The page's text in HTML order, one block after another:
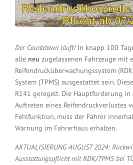
Der Countdown läuft!In knapp 100
alle neu zugelassenen Fahrzeuge mit
Reifendrucküberwachungssystem
System (TPMS) ausgestattet sein.
R141 geregelt. Die Hauptforderung in
Auftreten eines Reifendruckverlustes
Fehlfunktion, muss der Fahrer
Warnung im Fahrerhaus erhalten.
AKTUALISIERUNG AUGUST 2024:
Ausstattungspflicht mit RDK/TPMS bei